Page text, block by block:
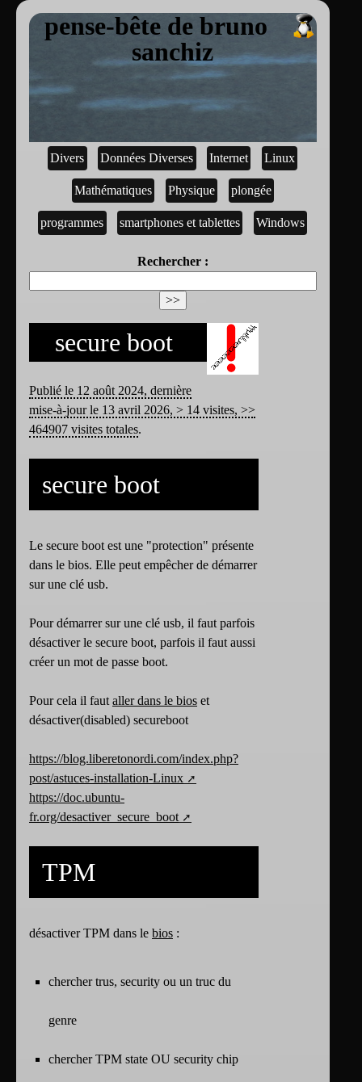
pense-bête de bruno
sanchiz
Divers Données Diverses Internet Linux
Mathématiques Physique plongée
programmes smartphones et tablettes Windows
Rechercher :
secure boot
Publié le 12 août 2024, dernière
mise-à-jour le 13 avril 2026, > 14 visites, >>
464907 visites totales.
secure boot
Le secure boot est une "protection" présente
dans le bios. Elle peut empêcher de démarrer
sur une clé usb.
Pour démarrer sur une clé usb, il faut parfois
désactiver le secure boot, parfois il faut aussi
créer un mot de passe boot.
Pour cela il faut aller dans le bios et
désactiver(disabled) secureboot
https://blog.liberetonordi.com/index.php?
post/astuces-installation-Linux
https://doc.ubuntu-
fr.org/desactiver_secure_boot
TPM
désactiver TPM dans le bios :
chercher trus, security ou un truc du
genre
chercher TPM state OU security chip